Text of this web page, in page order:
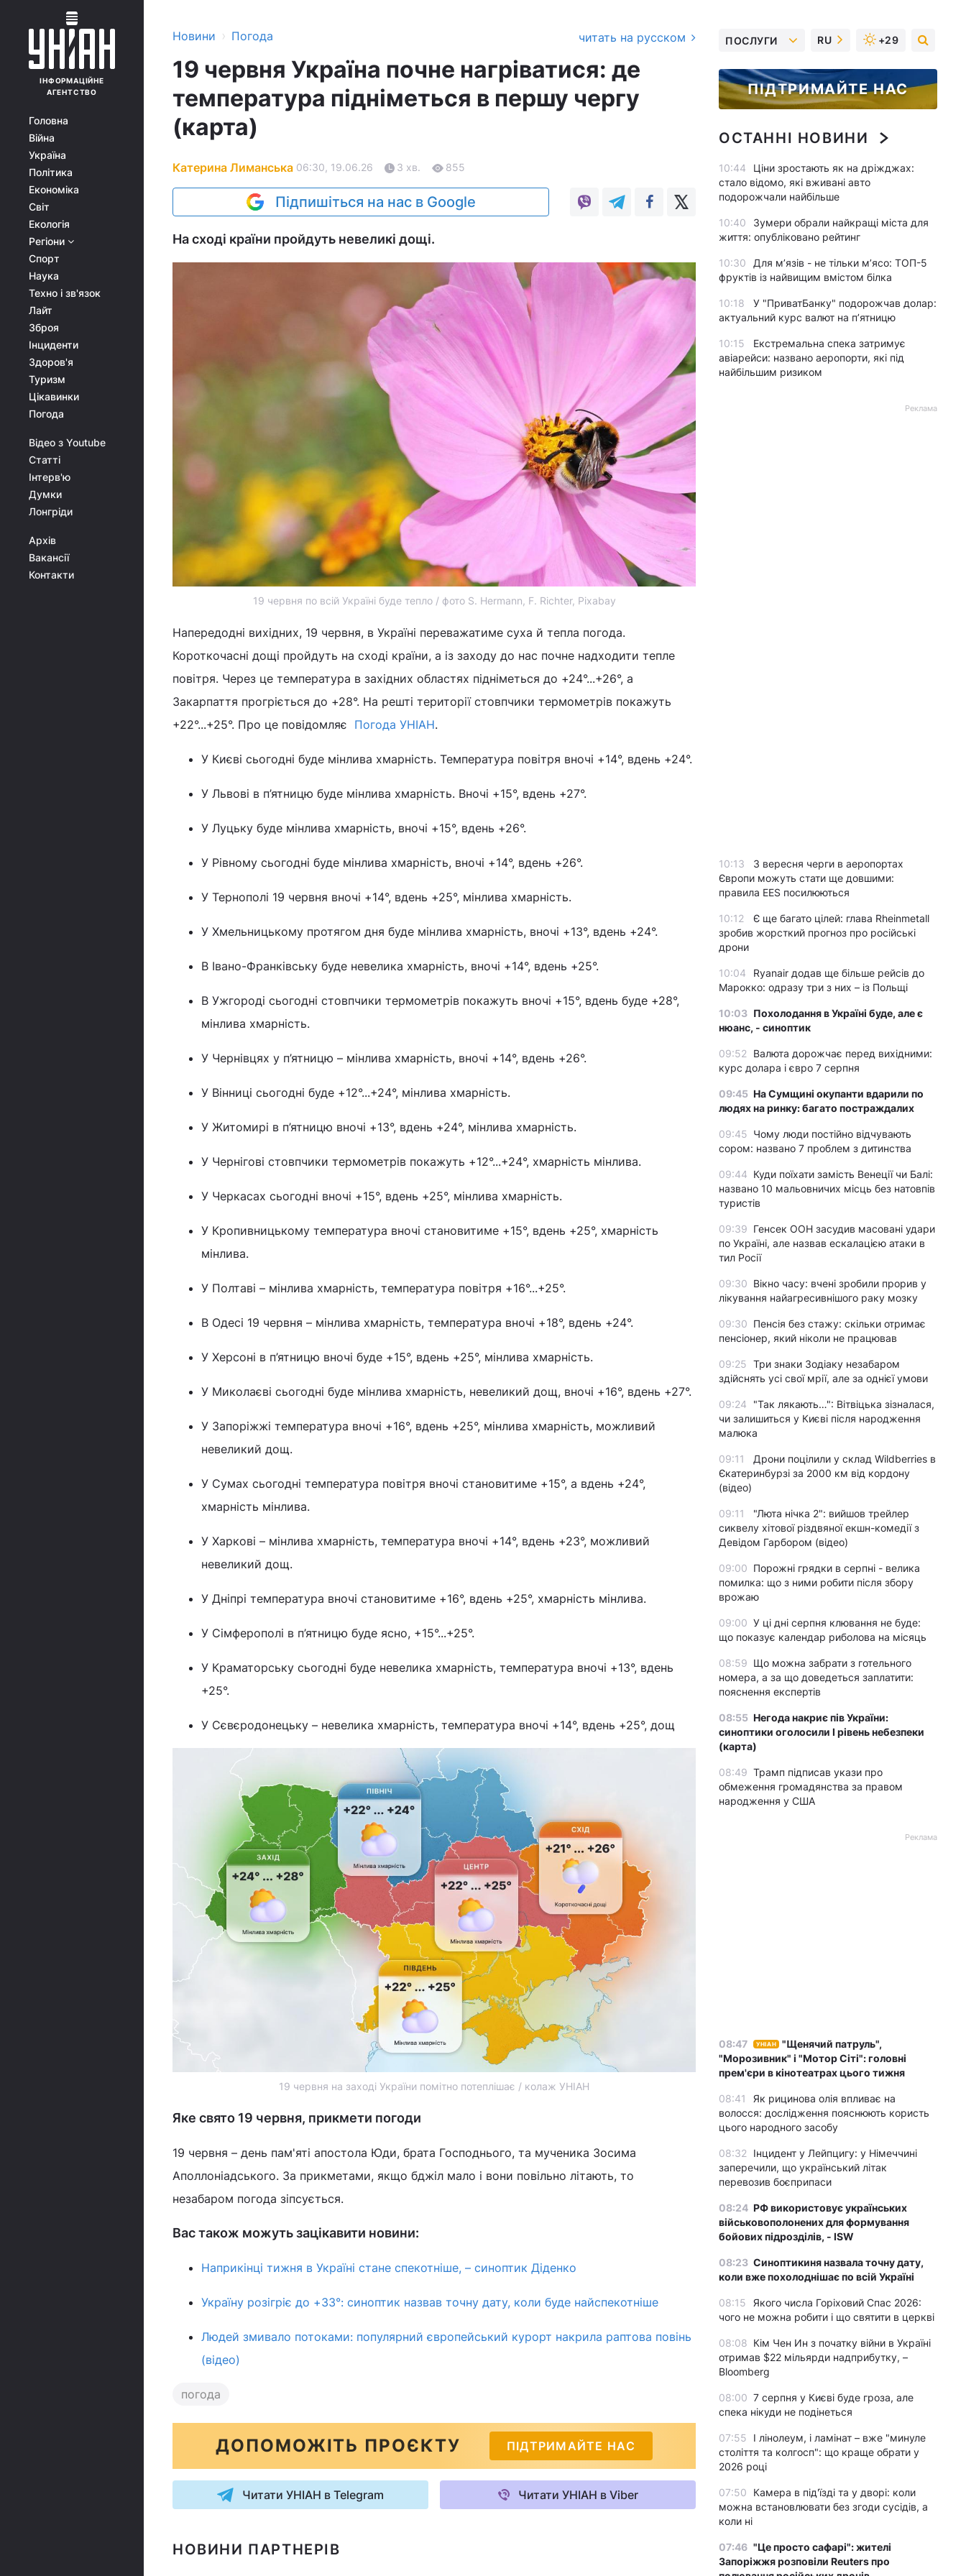
ІНФОРМАЦІЙНЕ
АГЕНТСТВО
Головна
Війна
Україна
Політика
Економіка
Світ
Екологія
Регіони
Спорт
Наука
Техно і зв'язок
Лайт
Зброя
Інциденти
Здоров'я
Туризм
Цікавинки
Погода
Відео з Youtube
Статті
Інтерв'ю
Думки
Лонгріди
Архів
Вакансії
Контакти
Новини › Погода читать на русском
19 червня Україна почне нагріватися: де
температура підніметься в першу чергу
(карта)
Катерина Лиманська 06:30, 19.06.26 3 хв. 855
Підпишіться на нас в Google
На сході країни пройдуть невеликі дощі.
19 червня по всій Україні буде тепло / фото S. Hermann, F. Richter, Pixabay
Напередодні вихідних, 19 червня, в Україні переважатиме суха й тепла погода.
Короткочасні дощі пройдуть на сході країни, а із заходу до нас почне надходити тепле
повітря. Через це температура в західних областях підніметься до +24°...+26°, а
Закарпаття прогріється до +28°. На решті території стовпчики термометрів покажуть
+22°...+25°. Про це повідомляє Погода УНІАН.
У Києві сьогодні буде мінлива хмарність. Температура повітря вночі +14°, вдень +24°.
У Львові в п’ятницю буде мінлива хмарність. Вночі +15°, вдень +27°.
У Луцьку буде мінлива хмарність, вночі +15°, вдень +26°.
У Рівному сьогодні буде мінлива хмарність, вночі +14°, вдень +26°.
У Тернополі 19 червня вночі +14°, вдень +25°, мінлива хмарність.
У Хмельницькому протягом дня буде мінлива хмарність, вночі +13°, вдень +24°.
В Івано-Франківську буде невелика хмарність, вночі +14°, вдень +25°.
В Ужгороді сьогодні стовпчики термометрів покажуть вночі +15°, вдень буде +28°,
мінлива хмарність.
У Чернівцях у п’ятницю – мінлива хмарність, вночі +14°, вдень +26°.
У Вінниці сьогодні буде +12°...+24°, мінлива хмарність.
У Житомирі в п’ятницю вночі +13°, вдень +24°, мінлива хмарність.
У Чернігові стовпчики термометрів покажуть +12°...+24°, хмарність мінлива.
У Черкасах сьогодні вночі +15°, вдень +25°, мінлива хмарність.
У Кропивницькому температура вночі становитиме +15°, вдень +25°, хмарність
мінлива.
У Полтаві – мінлива хмарність, температура повітря +16°...+25°.
В Одесі 19 червня – мінлива хмарність, температура вночі +18°, вдень +24°.
У Херсоні в п’ятницю вночі буде +15°, вдень +25°, мінлива хмарність.
У Миколаєві сьогодні буде мінлива хмарність, невеликий дощ, вночі +16°, вдень +27°.
У Запоріжжі температура вночі +16°, вдень +25°, мінлива хмарність, можливий
невеликий дощ.
У Сумах сьогодні температура повітря вночі становитиме +15°, а вдень +24°,
хмарність мінлива.
У Харкові – мінлива хмарність, температура вночі +14°, вдень +23°, можливий
невеликий дощ.
У Дніпрі температура вночі становитиме +16°, вдень +25°, хмарність мінлива.
У Сімферополі в п’ятницю буде ясно, +15°...+25°.
У Краматорську сьогодні буде невелика хмарність, температура вночі +13°, вдень
+25°.
У Сєвєродонецьку – невелика хмарність, температура вночі +14°, вдень +25°, дощ
19 червня на заході України помітно потеплішає / колаж УНІАН
Яке свято 19 червня, прикмети погоди
19 червня – день пам'яті апостола Юди, брата Господнього, та мученика Зосима
Аполлоніадського. За прикметами, якщо бджіл мало і вони повільно літають, то
незабаром погода зіпсується.
Вас також можуть зацікавити новини:
Наприкінці тижня в Україні стане спекотніше, – синоптик Діденко
Україну розігріє до +33°: синоптик назвав точну дату, коли буде найспекотніше
Людей змивало потоками: популярний європейський курорт накрила раптова повінь
(відео)
погода
ДОПОМОЖІТЬ ПРОЄКТУ ПІДТРИМАЙТЕ НАС
Читати УНІАН в Telegram Читати УНІАН в Viber
НОВИНИ ПАРТНЕРІВ
ПОСЛУГИ RU +29
ПІДТРИМАЙТЕ НАС
ОСТАННІ НОВИНИ
10:44
Ціни зростають як на дріжджах:
стало відомо, які вживані авто
подорожчали найбільше
10:40
Зумери обрали найкращі міста для
життя: опубліковано рейтинг
10:30
Для м’язів - не тільки м’ясо: ТОП-5
фруктів із найвищим вмістом білка
10:18
У "ПриватБанку" подорожчав долар:
актуальний курс валют на п’ятницю
10:15
Екстремальна спека затримує
авіарейси: названо аеропорти, які під
найбільшим ризиком
Реклама
10:13
З вересня черги в аеропортах
Європи можуть стати ще довшими:
правила EES посилюються
10:12
Є ще багато цілей: глава Rheinmetall
зробив жорсткий прогноз про російські
дрони
10:04
Ryanair додав ще більше рейсів до
Марокко: одразу три з них – із Польщі
10:03 Похолодання в Україні буде, але є
нюанс, - синоптик
09:52
Валюта дорожчає перед вихідними:
курс долара і євро 7 серпня
09:45 На Сумщині окупанти вдарили по
людях на ринку: багато постраждалих
09:45 Чому люди постійно відчувають
сором: названо 7 проблем з дитинства
09:44 Куди поїхати замість Венеції чи Балі:
названо 10 мальовничих місць без натовпів
туристів
09:39 Генсек ООН засудив масовані удари
по Україні, але назвав ескалацією атаки в
тил Росії
09:30 Вікно часу: вчені зробили прорив у
лікування найагресивнішого раку мозку
09:30 Пенсія без стажу: скільки отримає
пенсіонер, який ніколи не працював
09:25 Три знаки Зодіаку незабаром
здійснять усі свої мрії, але за однієї умови
09:24
"Так лякають…": Вітвіцька зізналася,
чи залишиться у Києві після народження
малюка
09:11
Дрони поцілили у склад Wildberries в
Єкатеринбурзі за 2000 км від кордону
(відео)
09:11
"Люта нічка 2": вийшов трейлер
сиквелу хітової різдвяної екшн-комедії з
Девідом Гарбором (відео)
09:00 Порожні грядки в серпні - велика
помилка: що з ними робити після збору
врожаю
09:00 У ці дні серпня клювання не буде:
що показує календар риболова на місяць
08:59 Що можна забрати з готельного
номера, а за що доведеться заплатити:
пояснення експертів
08:55 Негода накриє пів України:
синоптики оголосили І рівень небезпеки
(карта)
08:49 Трамп підписав укази про
обмеження громадянства за правом
народження у США
Реклама
08:47 УНІАН
"Щенячий патруль",
"Морозивник" і "Мотор Сіті": головні
прем'єри в кінотеатрах цього тижня
08:41
Як рицинова олія впливає на
волосся: дослідження пояснюють користь
цього народного засобу
08:32
Інцидент у Лейпцигу: у Німеччині
заперечили, що український літак
перевозив боєприпаси
08:24 РФ використовує українських
військовополонених для формування
бойових підрозділів, - ISW
08:23 Синоптикиня назвала точну дату,
коли вже похолоднішає по всій Україні
08:15
Якого числа Горіховий Спас 2026:
чого не можна робити і що святити в церкві
08:08 Кім Чен Ин з початку війни в Україні
отримав $22 мільярди надприбутку, –
Bloomberg
08:00 7 серпня у Києві буде гроза, але
спека нікуди не подінеться
07:55
І лінолеум, і ламінат – вже "минуле
століття та колгосп": що краще обрати у
2026 році
07:50
Камера в під'їзді та у дворі: коли
можна встановлювати без згоди сусідів, а
коли ні
07:46 "Це просто сафарі": жителі
Запоріжжя розповіли Reuters про